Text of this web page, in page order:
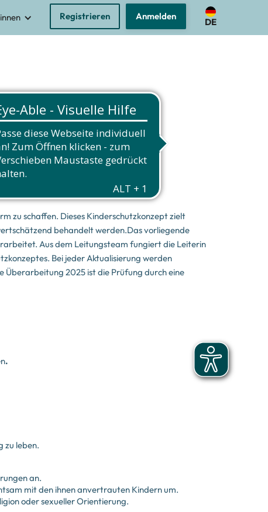
Registrieren Anmelden
DE
zu schaffen. Dieses Kinderschutzkonzept zielt
behandelt werden.Das vorliegende
Aus dem Leitungsteam fungiert die Leiterin
Bei jeder Aktualisierung werden
Überarbeitung 2025 ist die Prüfung durch eine
.
zu leben.
an.
mit den ihnen anvertrauten Kindern um.
oder sexueller Orientierung.